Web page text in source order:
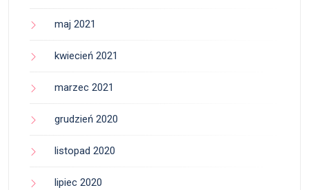
maj 2021
kwiecień 2021
marzec 2021
grudzień 2020
listopad 2020
lipiec 2020